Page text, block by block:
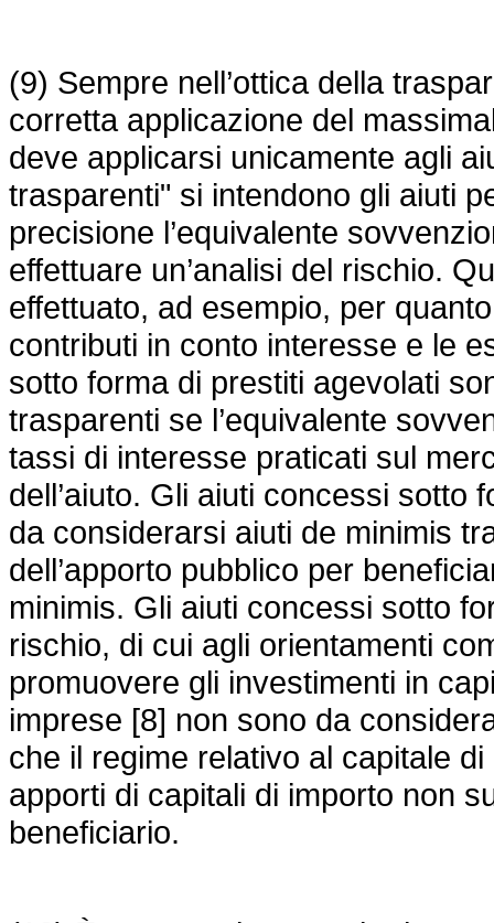
(9) Sempre nell’ottica della
corretta applicazione del
deve applicarsi unicamente agli
trasparenti" si intendono gli aiuti
precisione l’equivalente
effettuare un’analisi del rischio.
effettuato, ad esempio, per
contributi in conto interesse e le
sotto forma di prestiti agevolati
trasparenti se l’equivalente
tassi di interesse praticati sul
dell’aiuto. Gli aiuti concessi sotto
da considerarsi aiuti de minimis
dell’apporto pubblico per
minimis. Gli aiuti concessi sotto
rischio, di cui agli orientamenti
promuovere gli investimenti in
imprese [8] non sono da
che il regime relativo al capitale
apporti di capitali di importo non
beneficiario.